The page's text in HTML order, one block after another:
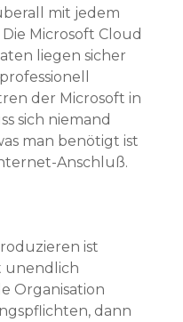
mit jedem
Microsoft Cloud
liegen sicher
der Microsoft in
sich niemand
man benötigt ist
Anschluß.
ist
unendlich
Organisation
dann